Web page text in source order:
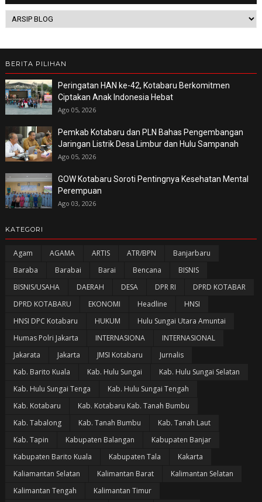
BERITA PILIHAN
Peringatan HAN ke-42, Kotabaru Berkomitmen
Ciptakan Anak Indonesia Hebat
Ago 05, 2026
Pemkab Kotabaru dan PLN Bahas Pengembangan
Jaringan Listrik Desa Limbur dan Hulu Sampanah
Ago 05, 2026
GOW Kotabaru Soroti Pentingnya Kesehatan Mental
Perempuan
Ago 03, 2026
KATEGORI
Agam AGAMA ARTIS ATR/BPN
Banjarbaru
Baraba
Barabai Barai Bencana
BISNIS
BISNIS/USAHA
DAERAH DESA DPR RI
DPRD KOTABAR
DPRD KOTABARU
EKONOMI Headline
HNSI
HNSI DPC Kotabaru
HUKUM
Hulu Sungai Utara Amuntai
Humas Polri Jakarta
INTERNASIONA
INTERNASIONAL
Jakarata
Jakarta JMSI Kotabaru
Jurnalis
Kab. Barito Kuala
Kab. Hulu Sungai
Kab. Hulu Sungai Selatan
Kab. Hulu Sungai Tenga
Kab. Hulu Sungai Tengah
Kab. Kotabaru
Kab. Kotabaru Kab. Tanah Bumbu
Kab. Tabalong
Kab. Tanah Bumbu
Kab. Tanah Laut
Kab. Tapin
Kabupaten Balangan
Kabupaten Banjar
Kabupaten Barito Kuala
Kabupaten Tala
Kakarta
Kaliamantan Selatan
Kalimantan Barat
Kalimantan Selatan
Kalimantan Tengah
Kalimantan Timur